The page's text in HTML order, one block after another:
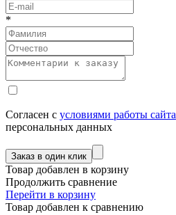
*
Согласен с условиями работы сайта
персональных данных
Товар добавлен в корзину
Продолжить сравнение
Перейти в корзину
Товар добавлен к сравнению